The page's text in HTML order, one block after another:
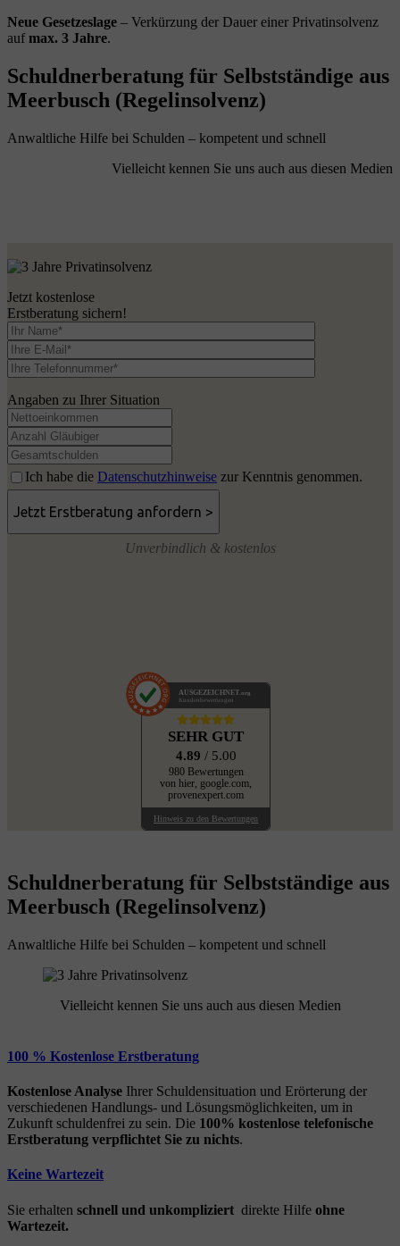
Neue Gesetzeslage – Verkürzung der Dauer einer Privatinsolvenz
aufmax. 3 Jahre.
Schuldnerberatung für Selbstständige aus
Meerbusch (Regelinsolvenz)
Anwaltliche Hilfe bei Schulden – kompetent und schnell
Vielleicht kennen Sie uns auch aus diesen Medien
Jetzt kostenlose
Erstberatung sichern!
Angaben zu Ihrer Situation
Ich habe die Datenschutzhinweise zur Kenntnis genommen.
Unverbindlich & kostenlos
AUSGEZEICHNET .org
Kundenbewertungen
SEHR GUT
4.89 / 5.00
980 Bewertungen
von hier, google.com,
provenexpert.com
Hinweis zu den Bewertungen
Schuldnerberatung für Selbstständige aus
Meerbusch (Regelinsolvenz)
Anwaltliche Hilfe bei Schulden – kompetent und schnell
Vielleicht kennen Sie uns auch aus diesen Medien
100 % Kostenlose Erstberatung
Kostenlose Analyse Ihrer Schuldensituation und Erörterung der
verschiedenen Handlungs- und Lösungsmöglichkeiten, um in
Zukunft schuldenfrei zu sein. Die 100% kostenlose telefonische
Erstberatung verpflichtet Sie zu nichts.
Keine Wartezeit
Sie erhalten schnell und unkompliziert direkte Hilfe ohne
Wartezeit.